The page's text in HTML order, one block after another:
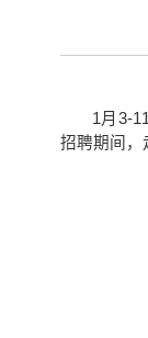
1月 3-11
招聘期间，